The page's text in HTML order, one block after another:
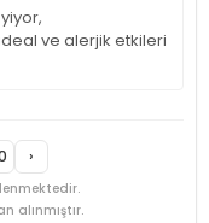
ve alerjik etkileri
›
alınmıştır.